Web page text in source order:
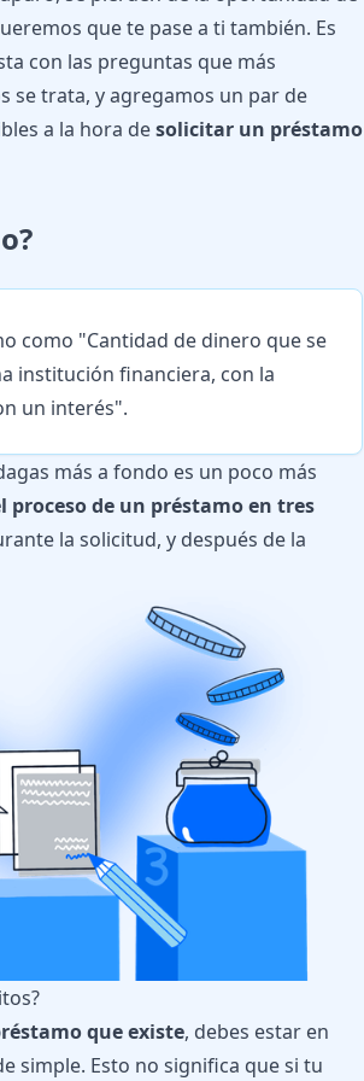
que te pase a ti también. Es
con las preguntas que más
se trata, y agregamos un par de
a la hora desolicitar un préstamo
como "Cantidad de dinero que se
institución financiera, con la
un interés".
más a fondo es un poco más
proceso de un préstamo en tres
la solicitud, y después de la
que existe, debes estar en
simple. Esto no significa que si tu